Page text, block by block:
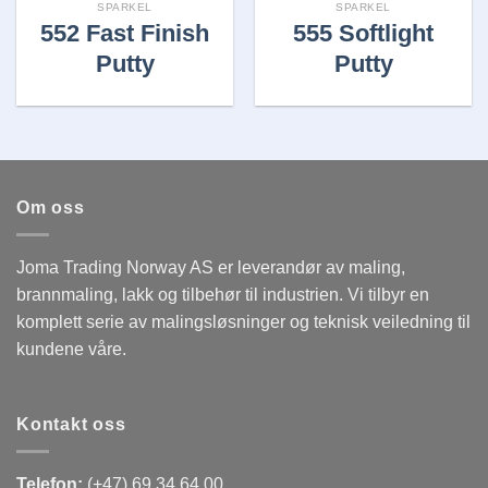
SPARKEL
552 Fast Finish
Putty
SPARKEL
555 Softlight
Putty
Om oss
Joma Trading Norway AS er leverandør av maling,
brannmaling, lakk og tilbehør til industrien. Vi tilbyr en
komplett serie av malingsløsninger og teknisk veiledning til
kundene våre.
Kontakt oss
Telefon: (+47) 69 34 64 00